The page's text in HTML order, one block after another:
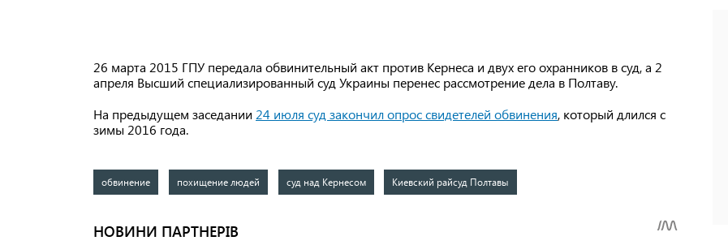
26 марта 2015 ГПУ передала обвинительный акт против Кернеса и двух его охранников в суд, а 2
апреля Высший специализированный суд Украины перенес рассмотрение дела в Полтаву.
На предыдущем заседании 24 июля суд закончил опрос свидетелей обвинения, который длился с
зимы 2016 года.
обвинение похищение людей суд над Кернесом Киевский райсуд Полтавы